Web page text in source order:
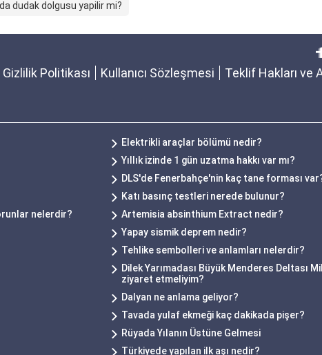
dudak dolgusu yapilir mi?
Gizlilik Politikası Kullanıcı Sözleşmesi Teklif Hakları ve
Elektrikli araçlar bölümü nedir?
Yıllık izinde 1 gün uzatma hakkı var mı?
DLS'de Fenerbahçe'nin kaç tane forması
Katı basınç testleri nerede bulunur?
nelerdir?
Artemisia absinthium Extract nedir?
Yapay sismik deprem nedir?
Tehlike sembolleri ve anlamları nelerdir?
Dilek Yarımadası Büyük Menderes Deltası
ziyaret etmeliyim?
Dalyan ne anlama geliyor?
Tavada yulaf ekmeği kaç dakikada pişer?
Rüyada Yılanın Üstüne Gelmesi
Türkiyede yapılan ilk aşı nedir?